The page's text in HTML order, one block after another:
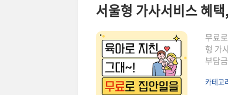
서울형 가사서비스 혜
무료
형 가
부담
조건
카테고